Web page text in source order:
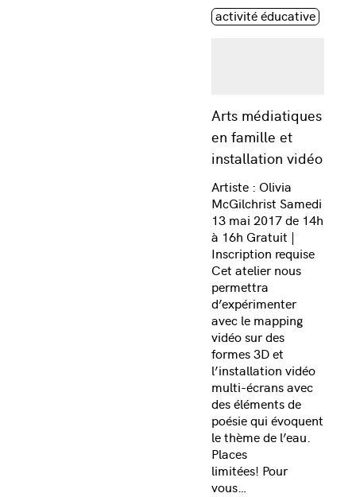
Arts médiatiques
en famille et
installation vidéo
Étiquette(s)
activité éducative
Artiste : Olivia
McGilchrist Samedi
13 mai 2017 de 14h
à 16h Gratuit |
Inscription requise
Cet atelier nous
permettra
d’expérimenter
avec le mapping
vidéo sur des
formes 3D et
l’installation vidéo
multi-écrans avec
des éléments de
poésie qui évoquent
le thème de l’eau.
Places
limitées! Pour
vous…